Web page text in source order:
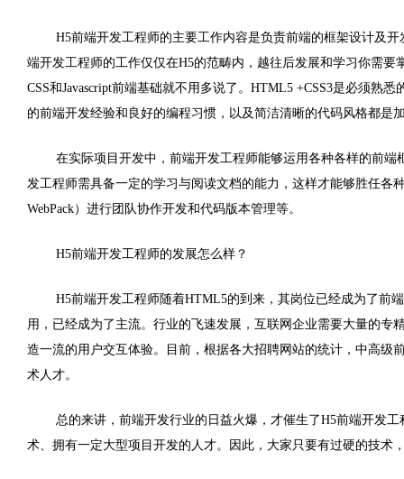
H5前端开发工程师的主要工作内容是负责前端的框架设计及
端开发工程师的工作仅仅在H5的范畴内，越往后发展和学习你需要
CSS和Javascript前端基础就不用多说了。 HTML5 +CSS3是必须熟悉
的前端开发经验和良好的编程习惯，以及简洁清晰的代码风格都是
在实际项目开发中，前端开发工程师能够运用各种各样的前端
发工程师需具备一定的学习与阅读文档的能力，这样才能够胜任各
WebPack）进行团队协作开发和代码版本管理等。
H5前端开发工程师的发展怎么样？
H5前端开发工程师随着HTML5的到来，其岗位已经成为了前
用，已经成为了主流。行业的飞速发展，互联网企业需要大量的专
造一流的用户交互体验。目前，根据各大招聘网站的统计，中高
术人才。
总的来讲，前端开发行业的日益火爆，才催生了H5前端开发工
术、拥有一定大型项目开发的人才。因此，大家只要有过硬的技术